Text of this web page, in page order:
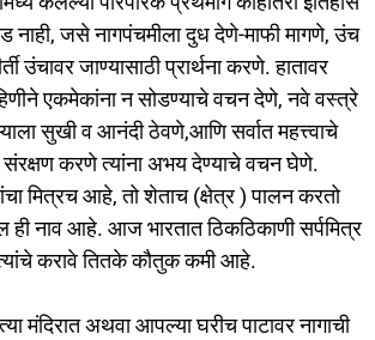
नाही, जसे नागपंचमीला दुध देणे-माफी मागणे, उंच
उंचावर जाण्यासाठी प्रार्थना करणे. हातावर
एकमेकांना न सोडण्याचे वचन देणे, नवे वस्त्रे
सुखी व आनंदी ठेवणे,आणि सर्वात महत्त्वाचे
संरक्षण करणे त्यांना अभय देण्याचे वचन घेणे.
मित्रच आहे, तो शेताच (क्षेत्र ) पालन करतो
ही नाव आहे. आज भारतात ठिकठिकाणी सर्पमित्र
करावे तितके कौतुक कमी आहे.
मंदिरात अथवा आपल्या घरीच पाटावर नागाची